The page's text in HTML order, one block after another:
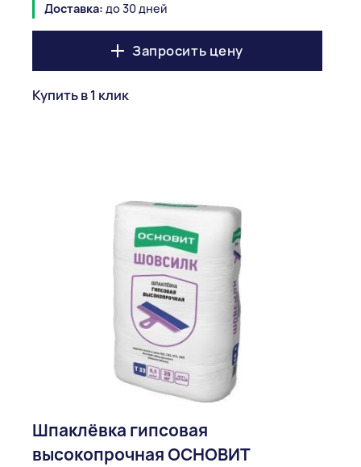
Доставка: до 30 дней
Запросить цену
Купить в 1 клик
Шпаклёвка гипсовая
высокопрочная ОСНОВИТ